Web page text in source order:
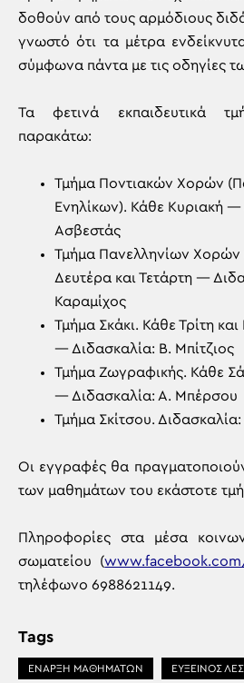
δοθούν από τους αρμόδιους
γνωστό ότι τα μέτρα
σύμφωνα πάντα με τις οδηγίες
Τα φετινά εκπαιδευτικά
παρακάτω:
Τμήμα Ποντιακών Χορών
Ενηλίκων). Κάθε Κυριακή —
Ασβεστάς
Τμήμα Πανελληνίων Χορών
Δευτέρα και Τετάρτη —
Καραμίχος
Τμήμα Σκάκι. Κάθε Τρίτη
— Διδασκαλία: Β. Μπίτζιος
Τμήμα Ζωγραφικής. Κάθε
— Διδασκαλία: Α. Μπέρσου
Τμήμα Σκίτσου.
Οι εγγραφές θα
των μαθημάτων του εκάστοτε
Πληροφορίες στα μέσα
σωματείου (
τηλέφωνο 6988621149.
Tags
ΕΝΑΡΞΗ ΜΑΘΗΜΑΤΩΝ ΕΥΞΕΙΝΟΣ